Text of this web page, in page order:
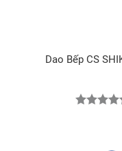
Dao Bếp CS